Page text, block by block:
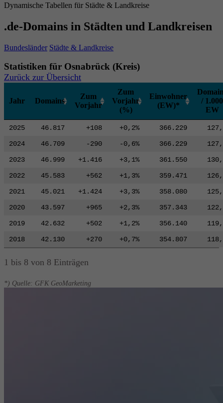
Dynamische Tabellen für Städte & Landkreise
.de-Domains in Städten und Landkreisen
Bundesländer Städte & Landkreise
Statistiken für Osnabrück (Kreis)
Zurück zur Übersicht
Jahr Domains
Zum
Vorjahr
Zum
Vorjahr
(%)
Einwohner
(EW)*
/ 1.000
EW
2025 46.817 +108 +0,2% 366.229
2024
46.709 -290 -0,6% 366.229
2023
46.999 +1.416 +3,1% 361.550
2022
45.583 +562 +1,3% 359.471
2021
45.021 +1.424 +3,3% 358.080
2020
43.597 +965 +2,3% 357.343
2019
42.632 +502 +1,2% 356.140
2018
42.130 +270 +0,7% 354.807
1 bis 8 von 8 Einträgen
*) Quelle: GFK GeoMarketing